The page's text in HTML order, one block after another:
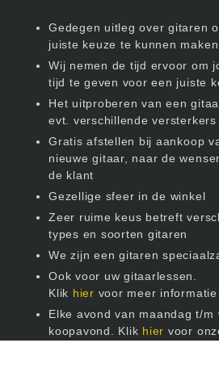
Gedegen uitleg over gitaren
juiste keuze te kunnen maken
Wij nemen de tijd ervoor om
tijd te geven voor een juiste
Het uitproberen van een
evt. verschillende versterkers
Gratis afstellen bij aankoop
nieuwe gitaar, naar de
de klant
Gezellige sfeer in de winkel
Zeer ruime keus betreft
types en soorten gitaren
We zijn een gitaren
Ook voor uw gitaarlessen.
Klik hier voor meer informatie
Elke avond van maandag t/m
koopavond. Klik hier voor